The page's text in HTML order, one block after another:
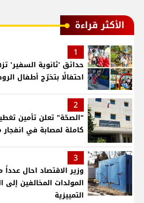
الأكثر قراءة
1
حدائق 'ثانوية السفير'
احتفالًا بتخرّج أطفال
2
"الصحّة" تعلن تأمين
كاملة لمصابة في انفجار
3
وزير الاقتصاد احال
المولدات المخالفين إلى
التمييزية